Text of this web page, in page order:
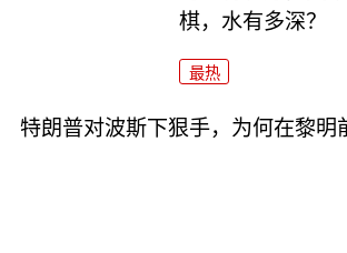
棋，水有多深？
最热
特朗普对波斯下狠手，为何在黎明